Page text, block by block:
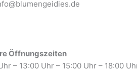
Öffnungszeiten
– 13:00 Uhr – 15:00 Uhr – 18:00